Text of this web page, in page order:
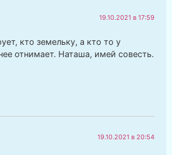
19.10.2021 в 17:59
кто земельку, а кто то у
отнимает. Наташа, имей совесть.
19.10.2021 в 20:54